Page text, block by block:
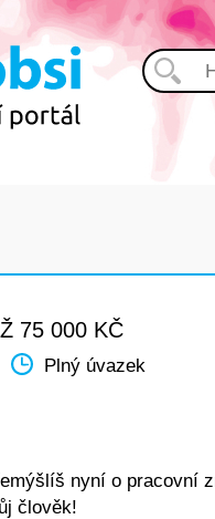
75 000 KČ
Plný úvazek
nyní o pracovní
člověk!